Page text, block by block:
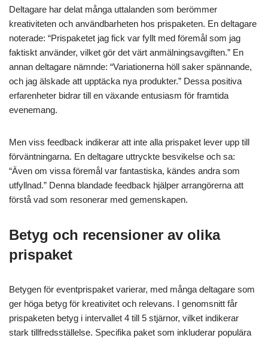
Deltagare har delat många uttalanden som berömmer
kreativiteten och användbarheten hos prispaketen. En deltagare
noterade: “Prispaketet jag fick var fyllt med föremål som jag
faktiskt använder, vilket gör det värt anmälningsavgiften.” En
annan deltagare nämnde: “Variationerna höll saker spännande,
och jag älskade att upptäcka nya produkter.” Dessa positiva
erfarenheter bidrar till en växande entusiasm för framtida
evenemang.
Men viss feedback indikerar att inte alla prispaket lever upp till
förväntningarna. En deltagare uttryckte besvikelse och sa:
“Även om vissa föremål var fantastiska, kändes andra som
utfyllnad.” Denna blandade feedback hjälper arrangörerna att
förstå vad som resonerar med gemenskapen.
Betyg och recensioner av olika
prispaket
Betygen för eventprispaket varierar, med många deltagare som
ger höga betyg för kreativitet och relevans. I genomsnitt får
prispaketen betyg i intervallet 4 till 5 stjärnor, vilket indikerar
stark tillfredsställelse. Specifika paket som inkluderar populära